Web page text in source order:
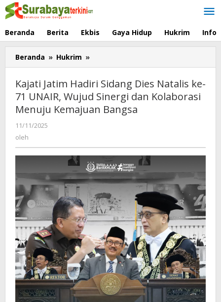
Lewati
ke
Beranda Berita Ekbis Gaya Hidup Hukrim Info
Beranda » Hukrim »
Jatim
Sidang
Dies
Natalis
Wujud
Sinergi
dan
Kolaborasi
Menuju
Kemajuan
Bangsa
Kajati Jatim Hadiri Sidang Dies Natalis ke-
71 UNAIR, Wujud Sinergi dan Kolaborasi
Menuju Kemajuan Bangsa
11/11/2025
oleh